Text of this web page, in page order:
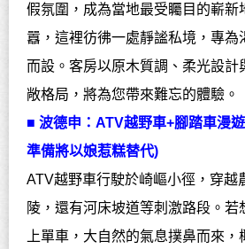
假氛圍，成為當地最受矚目的嶄新
囂，這裡彷彿一處靜謐私境，專為
而設。客房以原木質調、柔光設計
敞格局，將為您帶來難忘的體驗。
■ 波德申： ATV越野車+腳踏車漫遊
準備將以娘惹糕替代)
ATV越野車行駛於崎嶇小徑，穿越
陵，還有河床坡道等刺激路段。
上單車，大自然的氣息撲鼻而來，